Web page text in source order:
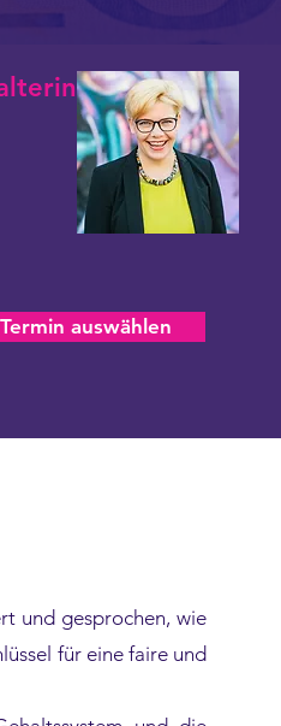
Termin auswählen
und gesprochen, wie
für eine faire und